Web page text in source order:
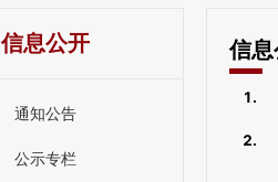
信息公开
通知公告
公示专栏
信
1.
2.